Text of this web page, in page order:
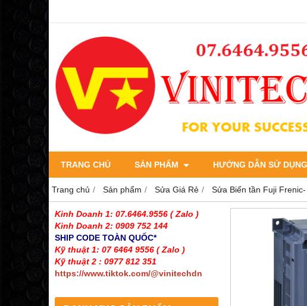
TRANG CHỦ SẢN PHẨM HƯỚNG DẪN SỬ DỤNG
Trang chủ Sản phẩm Sửa Giá Rẻ Sửa Biến tần Fuji
Kinh Doanh 1: 07.6464.9556 ( Zalo )
Kinh Doanh 2: 0909 752 144
SHIP CODE TOÀN QUỐC*
Kỹ thuật 1: 07 6464 9556 ( Zalo )
Kỹ thuật 2 : 0977 812 351
https://www.tiktok.com/@vinitechdn